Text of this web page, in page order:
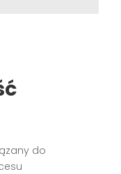
do